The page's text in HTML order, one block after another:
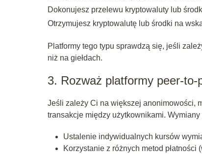
Dokonujesz przelewu kryptowaluty lub
Otrzymujesz kryptowalutę lub środki na
Platformy tego typu sprawdzą się, jeśli
niż na giełdach.
3. Rozważ platformy peer-to-
Jeśli zależy Ci na większej anonimowości,
transakcje między użytkownikami.
Ustalenie indywidualnych kursów
Korzystanie z różnych metod